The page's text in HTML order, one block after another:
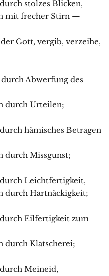
stolzes Blicken,
mit frecher Stirn —
Gott, vergib, verzeihe,
Abwerfung des
durch Urteilen;
hämisches Betragen
durch Missgunst;
Leichtfertigkeit,
durch Hartnäckigkeit;
Eilfertigkeit zum
durch Klatscherei;
Meineid,